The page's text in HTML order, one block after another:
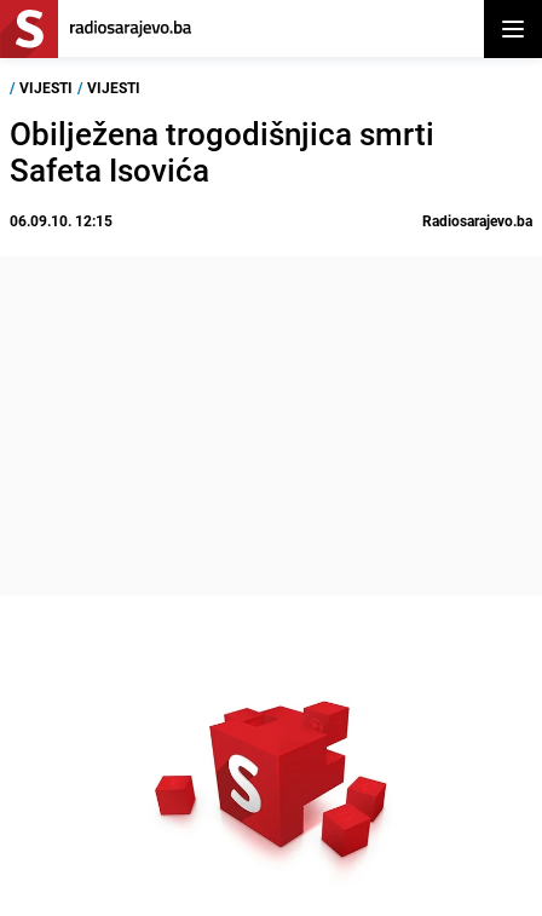
/ VIJESTI / VIJESTI
Obilježena trogodišnjica smrti
Safeta Isovića
06.09.10. 12:15 Radiosarajevo.ba